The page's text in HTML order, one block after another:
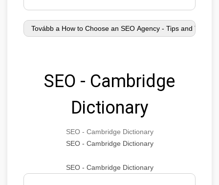
SEO - Cambridge
Dictionary
SEO - Cambridge Dictionary
SEO - Cambridge Dictionary
SEO - Cambridge Dictionary